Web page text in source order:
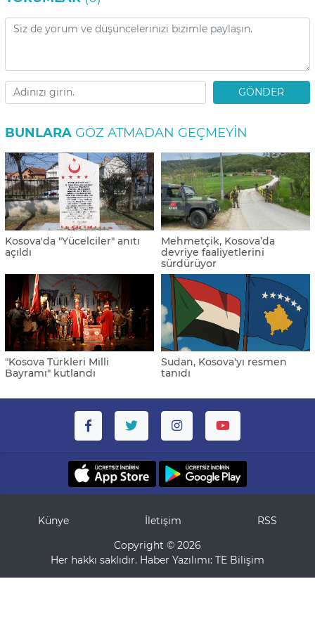
GÖNDER
BUNLARA GÖZ ATMADAN GEÇMEYIN
Kosova'da "Yücelciler" anıtı
açıldı
Mehmetçik, Kosova’da
devriye faaliyetlerini
sürdürüyor
"Kosova Türkleri Milli
Bayramı" kutlandı
Sudan, Kosova'yı resmen
tanıdı
Künye İletişim
RSS
Copyright © 2026
Her hakkı saklıdır. Haber Yazılımı: TE Bilişim